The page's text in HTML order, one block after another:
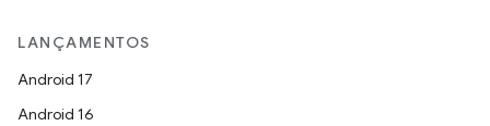
LANÇAMENTOS
Android 17
Android 16